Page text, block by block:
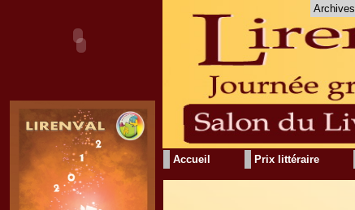
Accueil Prix littéraire
Archives